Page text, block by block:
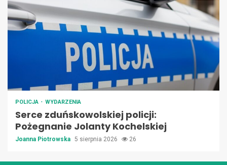
POLICJA WYDARZENIA
Serce zduńskowolskiej policji:
Pożegnanie Jolanty Kochelskiej
Joanna Piotrowska 5 sierpnia 2026 26